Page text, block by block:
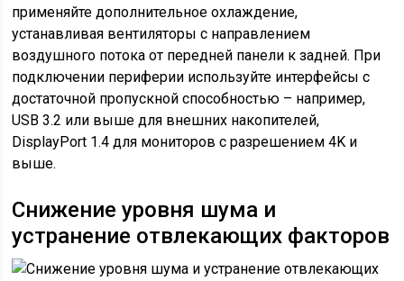
применяйте дополнительное охлаждение,
устанавливая вентиляторы с направлением
воздушного потока от передней панели к задней. При
подключении периферии используйте интерфейсы с
достаточной пропускной способностью – например,
USB 3.2 или выше для внешних накопителей,
DisplayPort 1.4 для мониторов с разрешением 4K и
выше.
Снижение уровня шума и
устранение отвлекающих факторов